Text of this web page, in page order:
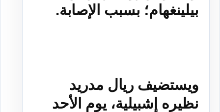
بيلينغهام؛ بسبب الإصابة.
ويستضيف ريال مدريد
نظيره إشبيلية، يوم الأحد